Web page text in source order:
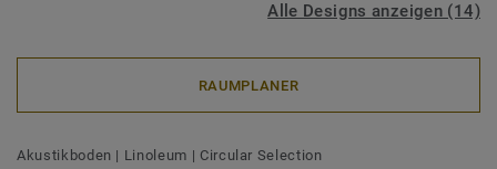
Alle Designs anzeigen (14)
RAUMPLANER
Akustikboden | Linoleum | Circular Selection